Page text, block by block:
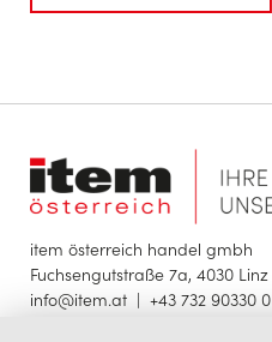
item österreich handel gmbh
Fuchsengutstraße 7a, 4030 Linz
info@item.at | +43 732 90330 0